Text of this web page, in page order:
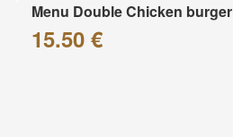
Menu Double Chicken burger
15.50 €